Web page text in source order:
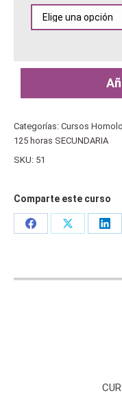
Categorías: Cursos
125 horas SECUNDARIA
SKU: 51
Comparte este curso
Share
Share